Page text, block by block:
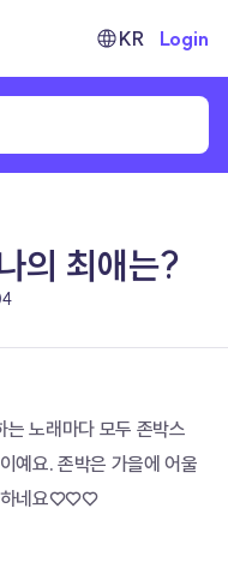
KR Login
의 최애는?
는 노래마다 모두 존박스
예요. 존박은 가을에 어울
하네요♡♡♡